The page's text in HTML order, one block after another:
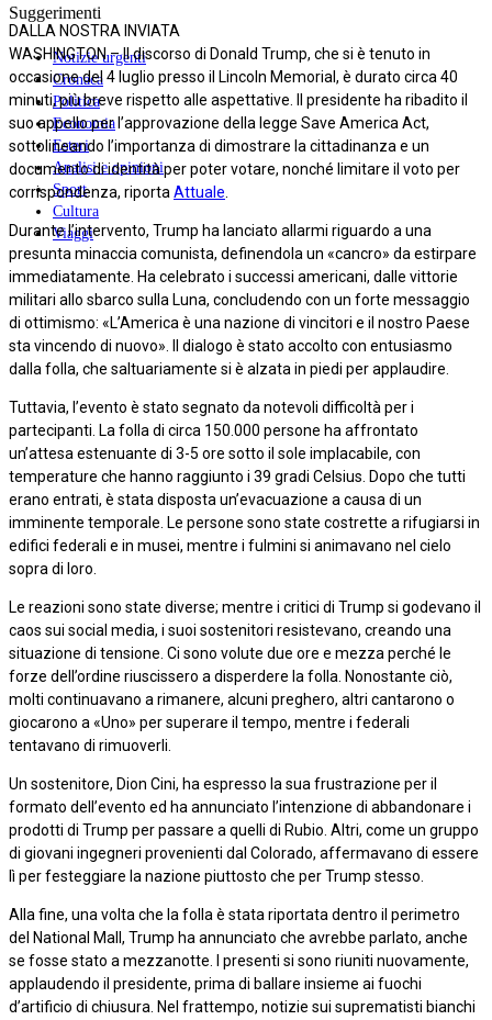
Suggerimenti
Notizie urgenti
Cronaca
Politica
Economia
Esteri
Analisi e opinioni
Sport
Cultura
Viaggi
DALLA NOSTRA INVIATA
WASHINGTON – Il discorso di Donald Trump, che si è tenuto in
occasione del 4 luglio presso il Lincoln Memorial, è durato circa 40
minuti, più breve rispetto alle aspettative. Il presidente ha ribadito il
suo appello per l’approvazione della legge Save America Act,
sottolineando l’importanza di dimostrare la cittadinanza e un
documento di identità per poter votare, nonché limitare il voto per
corrispondenza, riportaAttuale.
Durante l’intervento, Trump ha lanciato allarmi riguardo a una
presunta minaccia comunista, definendola un «cancro» da estirpare
immediatamente. Ha celebrato i successi americani, dalle vittorie
militari allo sbarco sulla Luna, concludendo con un forte messaggio
di ottimismo: «L’America è una nazione di vincitori e il nostro Paese
sta vincendo di nuovo». Il dialogo è stato accolto con entusiasmo
dalla folla, che saltuariamente si è alzata in piedi per applaudire.
Tuttavia, l’evento è stato segnato da notevoli difficoltà per i
partecipanti. La folla di circa 150.000 persone ha affrontato
un’attesa estenuante di 3-5 ore sotto il sole implacabile, con
temperature che hanno raggiunto i 39 gradi Celsius. Dopo che tutti
erano entrati, è stata disposta un’evacuazione a causa di un
imminente temporale. Le persone sono state costrette a rifugiarsi in
edifici federali e in musei, mentre i fulmini si animavano nel cielo
sopra di loro.
Le reazioni sono state diverse; mentre i critici di Trump si godevano il
caos sui social media, i suoi sostenitori resistevano, creando una
situazione di tensione. Ci sono volute due ore e mezza perché le
forze dell’ordine riuscissero a disperdere la folla. Nonostante ciò,
molti continuavano a rimanere, alcuni preghero, altri cantarono o
giocarono a «Uno» per superare il tempo, mentre i federali
tentavano di rimuoverli.
Un sostenitore, Dion Cini, ha espresso la sua frustrazione per il
formato dell’evento ed ha annunciato l’intenzione di abbandonare i
prodotti di Trump per passare a quelli di Rubio. Altri, come un gruppo
di giovani ingegneri provenienti dal Colorado, affermavano di essere
lì per festeggiare la nazione piuttosto che per Trump stesso.
Alla fine, una volta che la folla è stata riportata dentro il perimetro
del National Mall, Trump ha annunciato che avrebbe parlato, anche
se fosse stato a mezzanotte. I presenti si sono riuniti nuovamente,
applaudendo il presidente, prima di ballare insieme ai fuochi
d’artificio di chiusura. Nel frattempo, notizie sui suprematisti bianchi